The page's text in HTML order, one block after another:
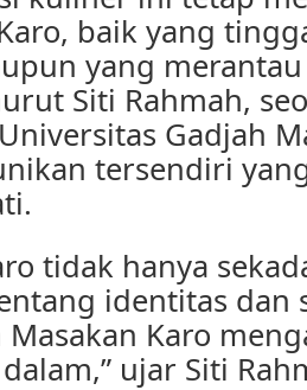
baik yang
yang
Siti Rahmah,
Gadjah
tersendiri
tidak hanya
identitas dan
Masakan Karo
ujar Siti